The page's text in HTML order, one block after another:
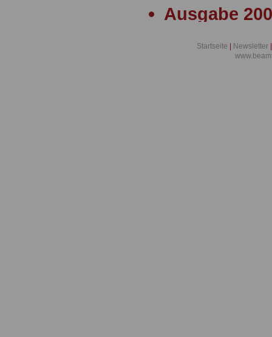
Ausgabe
Widerspruch
Startseite Newsletter